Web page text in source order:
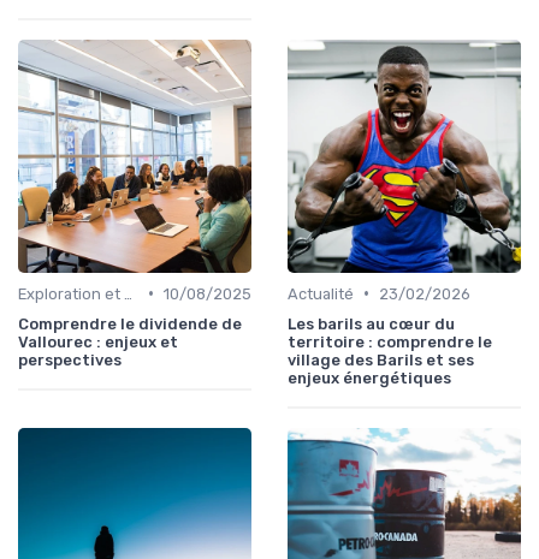
• 10/08/2025
Comprendre le dividende de
Vallourec : enjeux et
perspectives
Actualité •
23/02/2026
Les barils au cœur du
territoire : comprendre le
village des Barils et ses
enjeux énergétiques